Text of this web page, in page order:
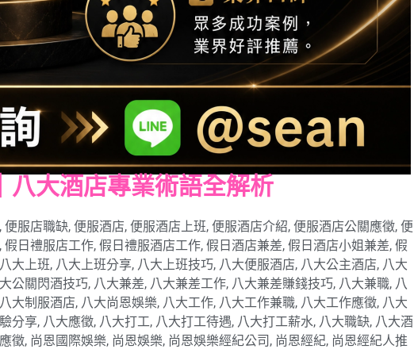
八大酒店專業術語全解析
, 便服店職缺, 便服酒店, 便服酒店上班, 便服酒店介紹, 便服酒店公關應徵, 便
, 假日禮服店工作, 假日禮服酒店工作, 假日酒店兼差, 假日酒店小姐兼差, 假
八大上班, 八大上班分享, 八大上班技巧, 八大便服酒店, 八大公主酒店, 八大
公關閃酒技巧, 八大兼差, 八大兼差工作, 八大兼差賺錢技巧, 八大兼職, 八
八大制服酒店, 八大尚恩娛樂, 八大工作, 八大工作兼職, 八大工作應徵, 八大
分享, 八大應徵, 八大打工, 八大打工待遇, 八大打工薪水, 八大職缺, 八大酒
徵, 尚恩國際娛樂, 尚恩娛樂, 尚恩娛樂經紀公司 , 尚恩經紀, 尚恩經紀人推